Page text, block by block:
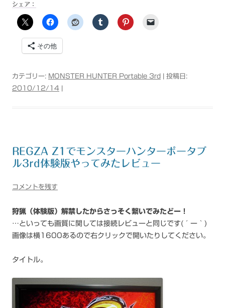
シェア：
その他
カテゴリー: MONSTER HUNTER Portable 3rd
| 投稿日:
2010/12/14
REGZA Z1でモンスターハンターポータブ
ル3rd体験版やってみたレビュー
コメントを残す
狩猟（体験版）解禁したからさっそく繋いでみたどー！
…といっても画質に関しては接続レビューと同じです(´ー｀)
画像は横1600あるので右クリックで開いたりしてください。
タイトル。